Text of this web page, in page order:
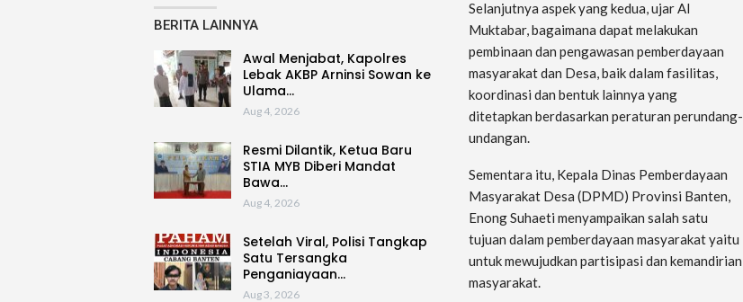
BERITA LAINNYA
Awal Menjabat, Kapolres
Lebak AKBP Arninsi Sowan ke
Ulama…
Aug 4, 2026
Resmi Dilantik, Ketua Baru
STIA MYB Diberi Mandat
Bawa…
Aug 4, 2026
Setelah Viral, Polisi Tangkap
Satu Tersangka
Penganiayaan…
Aug 3, 2026
Selanjutnya aspek yang kedua, ujar Al
Muktabar, bagaimana dapat melakukan
pembinaan dan pengawasan pemberdayaan
masyarakat dan Desa, baik dalam fasilitas,
koordinasi dan bentuk lainnya yang
ditetapkan berdasarkan peraturan perundang-
undangan.
Sementara itu, Kepala Dinas Pemberdayaan
Masyarakat Desa (DPMD) Provinsi Banten,
Enong Suhaeti menyampaikan salah satu
tujuan dalam pemberdayaan masyarakat yaitu
untuk mewujudkan partisipasi dan kemandirian
masyarakat.